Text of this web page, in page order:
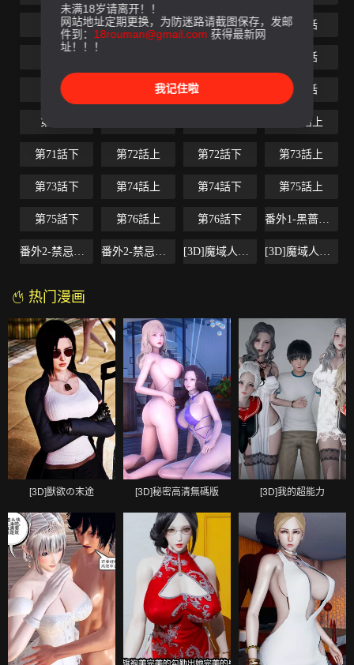
第56話 第57話 第58話 第59話
第63話
第64話 第65話 第67話
第68話 第71話上
第71話下 第72話上 第72話下 第73話上
第73話下 第74話上 第74話下 第75話上
第75話下 第76話上 第76話下 番外1-黑蔷薇的悲惨经历
番外2-禁忌的母爱上 番外2-禁忌的母爱下 [3D]魔域人间-小邪使成长史上 [3D]魔域人间-小邪使成长史下
热门漫画
[3D]獸欲の末途 [3D]秘密高清無碼版 [3D]我的超能力
未满18岁请离开！！
网站地址定期更换，为防迷路请截图保存，发邮
件到： 18rouman@gmail.com 获得最新网
址！！！
我记住啦